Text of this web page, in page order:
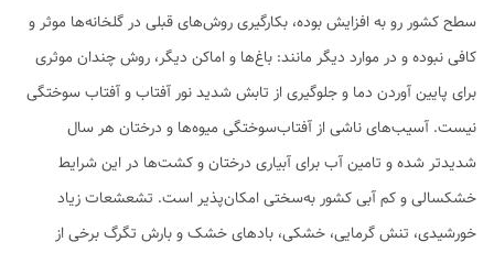
سطح کشور رو به افزایش بوده، بکارگیری روش‌های قبلی در گلخانه‌ها موثر و
کافی نبوده و در موارد دیگر مانند: باغ‌ها و اماکن دیگر، روش چندان موثری
برای پایین آوردن دما و جلوگیری از تابش شدید نور آفتاب و آفتاب سوختگی
نیست. آسیب‌های ناشی از آفتاب‌سوختگی میوه‌‌ها و درختان هر سال
شدیدتر شده و تامین آب برای آبیاری درختان و کشت‌ها در این شرایط
خشکسالی و کم آبی کشور به‌سختی امکان‌پذیر است. تشعشعات زیاد
خورشیدی، تنش گرمایی، خشکی، بادهای خشک و بارش تگرگ برخی از